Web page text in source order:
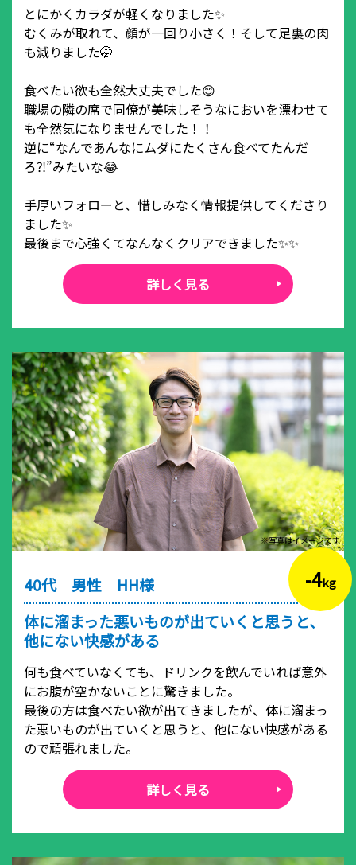
とにかくカラダが軽くなりました✨
むくみが取れて、顔が一回り小さく！そして足裏の肉
も減りました🤭
食べたい欲も全然大丈夫でした😊
職場の隣の席で同僚が美味しそうなにおいを漂わせて
も全然気になりませんでした！！
逆に“なんであんなにムダにたくさん食べてたんだ
ろ⁈”みたいな😂
手厚いフォローと、惜しみなく情報提供してくださり
ました✨
最後まで心強くてなんなくクリアできました✨✨
詳しく見る
※写真はイメージです
-4kg
40代 男性 HH様
体に溜まった悪いものが出ていくと思うと、
他にない快感がある
何も食べていなくても、ドリンクを飲んでいれば意外
にお腹が空かないことに驚きました。
最後の方は食べたい欲が出てきましたが、体に溜まっ
た悪いものが出ていくと思うと、他にない快感がある
ので頑張れました。
詳しく見る